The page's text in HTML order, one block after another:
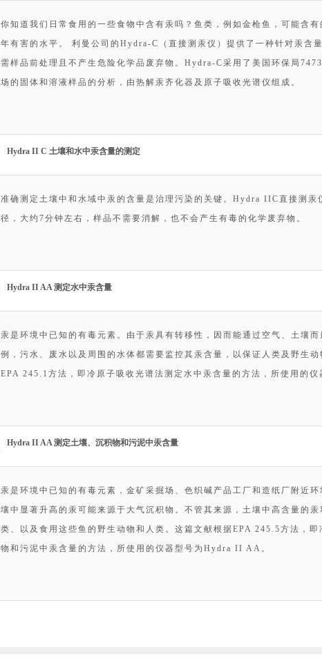
你知道我们日常食用的一些食物中含有汞吗？鱼类，例如金枪鱼，可能含
年有害的水平。 利曼公司的Hydra-C（直接测汞仪）提供了一种针对汞含
需样品前处理且不产生危险化学品废弃物。Hydra-C采用了美国环保局
场的固体和溶液样品的分析，由热解汞齐化器及原子吸收光谱仪组成。
Hydra II C 土壤和水中汞含量的测定
准确测定土壤中和水域中汞的含量是治理污染的关键。Hydra IIC直接测汞
径，大约7分钟左右，样品不需要消解，也不会产生有毒的化学废弃物。
Hydra II AA 测定水中汞含量
汞是环境中已知的有毒元素。由于汞具有转移性，因而能通过空气、土壤
例，污水、废水以及周围的水体都需要监控其汞含量，以保证人类及野生
EPA 245.1方法，即冷原子吸收光谱法测定水中汞含量的方法，所使用的
Hydra II AA 测定土壤、沉积物和污泥中汞含量
汞是环境中已知的有毒元素，金矿采掘场、色织碱产品工厂和造纸厂附近
壤中显著升高的汞可能来源于大气沉积物。不管其来源，土壤中高含量的
类、以及食用这些鱼的野生动物和人类。这篇文献根据EPA 245.5方法，
物和污泥中汞含量的方法，所使用的仪器型号为Hydra II AA。